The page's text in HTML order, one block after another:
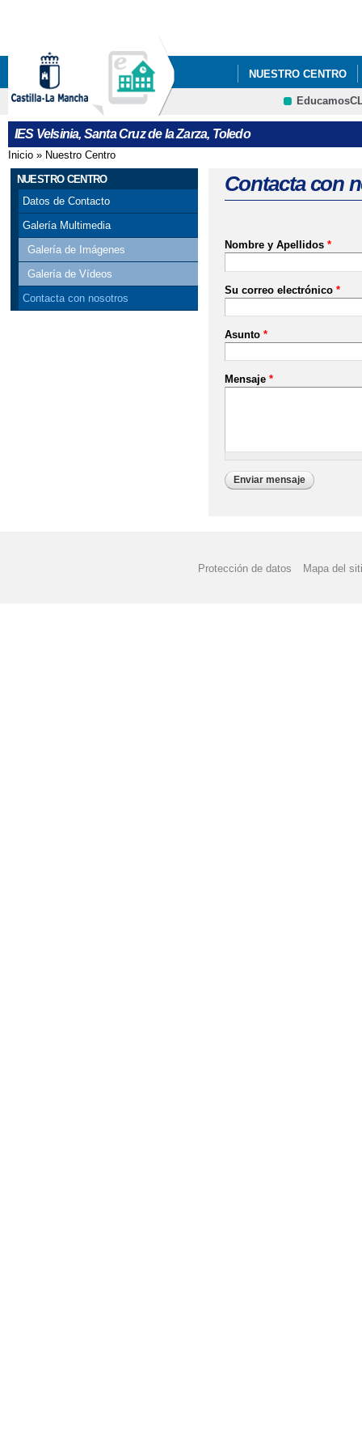
NUESTRO CENTRO
DOCUMENTOS DEL
IES Velsinia, Santa Cruz de la Zarza, Toledo
Se encuentra usted aquí
Inicio » Nuestro Centro
NUESTRO CENTRO
Datos de Contacto
Galería Multimedia
Galería de Imágenes
Galería de Vídeos
Contacta con nosotros
Contacta con
Nombre y Apellidos *
Su correo electrónico *
Asunto *
Mensaje *
Protección de datos Mapa del